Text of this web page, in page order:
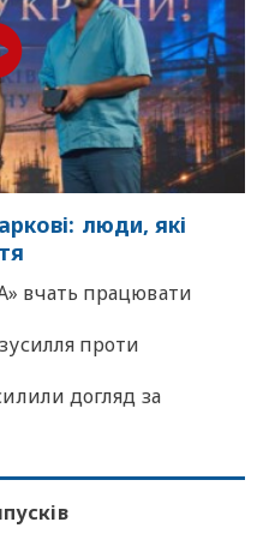
люди, які
вчать працювати
проти
догляд за